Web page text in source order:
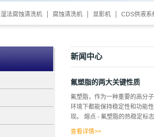
湿法腐蚀清洗机 腐蚀清洗机 显影机 CDS供液系
新闻中心
氟塑脂的两大关键性质
氟塑脂，作为一种重要的高分
环境下都能保持稳定性和功能
现。 熔点 - 氟塑脂的热稳定标
查看详情>>